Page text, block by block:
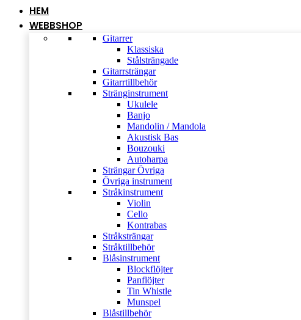
HEM
WEBBSHOP
Gitarrer
Klassiska
Stålsträngade
Gitarrsträngar
Gitarrtillbehör
Stränginstrument
Ukulele
Banjo
Mandolin / Mandola
Akustisk Bas
Bouzouki
Autoharpa
Strängar Övriga
Övriga instrument
Stråkinstrument
Violin
Cello
Kontrabas
Stråksträngar
Stråktillbehör
Blåsinstrument
Blockflöjter
Panflöjter
Tin Whistle
Munspel
Blåstillbehör